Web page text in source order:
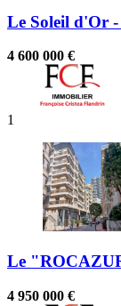
Le Soleil d'Or
4 600 000 €
1
Le
4 950 000 €